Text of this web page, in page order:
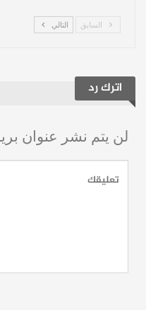
السابق التالي
اترك رد
لن يتم نشر عنوان